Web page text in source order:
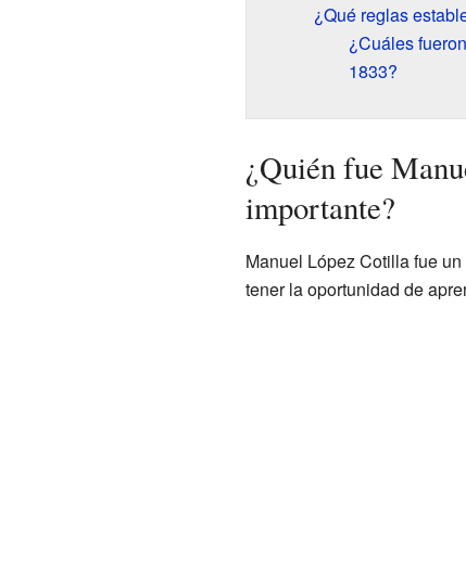
¿Qué reglas
¿Cuáles
1833?
¿Quién fue
importante?
Manuel López Cotilla fue
tener la oportunidad de